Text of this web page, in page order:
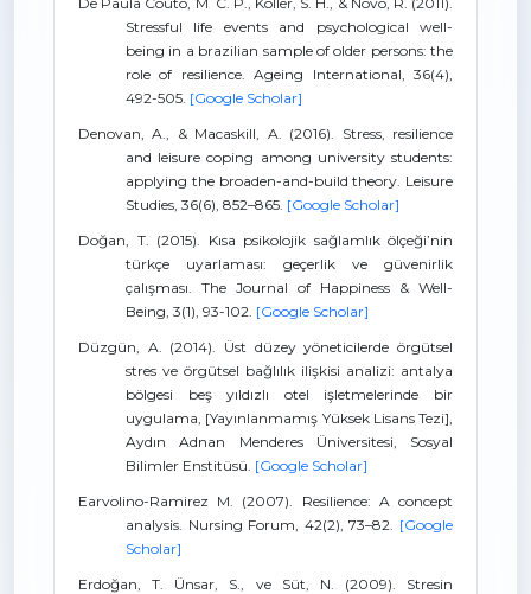
Stressful life events and psychological well-
being in a brazilian sample of older persons: the
role of resilience. Ageing International, 36(4),
492-505. [Google Scholar]
Denovan, A., & Macaskill, A. (2016). Stress, resilience
and leisure coping among university students:
applying the broaden-and-build theory. Leisure
Studies, 36(6), 852–865. [Google Scholar]
Doğan, T. (2015). Kısa psikolojik sağlamlık ölçeği’nin
türkçe uyarlaması: geçerlik ve güvenirlik
çalışması. The Journal of Happiness & Well-
Being, 3(1), 93-102. [Google Scholar]
Düzgün, A. (2014). Üst düzey yöneticilerde örgütsel
stres ve örgütsel bağlılık ilişkisi analizi: antalya
bölgesi beş yıldızlı otel işletmelerinde bir
uygulama, [Yayınlanmamış Yüksek Lisans Tezi],
Aydın Adnan Menderes Üniversitesi, Sosyal
Bilimler Enstitüsü. [Google Scholar]
Earvolino-Ramirez M. (2007). Resilience: A concept
analysis. Nursing Forum, 42(2), 73–82. [Google
Scholar]
Erdoğan, T. Ünsar, S., ve Süt, N. (2009). Stresin